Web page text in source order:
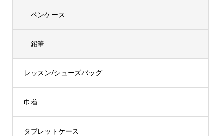
ペンケース
鉛筆
レッスン/シューズバッグ
巾着
タブレットケース